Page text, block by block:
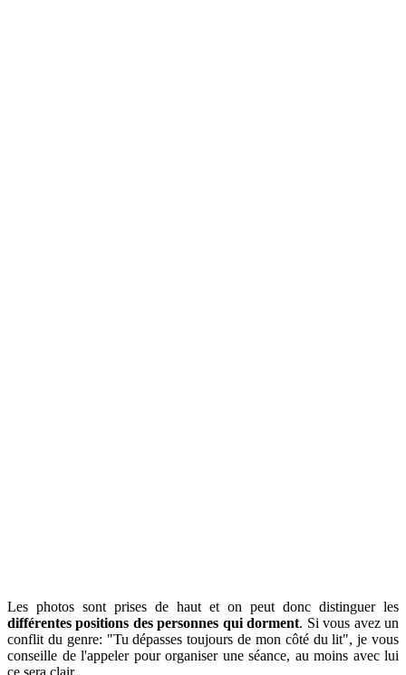
Les photos sont prises de haut et on peut donc distinguer les
différentes positions des personnes qui dorment. Si vous avez un
conflit du genre: "Tu dépasses toujours de mon côté du lit", je vous
conseille de l'appeler pour organiser une séance, au moins avec lui